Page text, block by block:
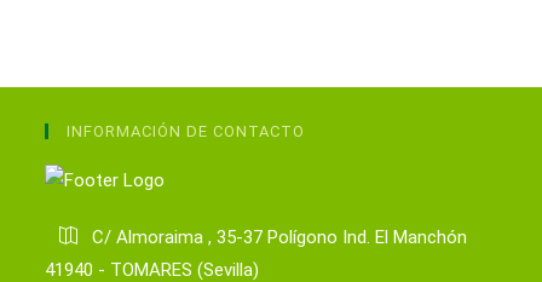
INFORMACIÓN DE CONTACTO
C/ Almoraima , 35-37 Polígono Ind. El Manchón
41940 - TOMARES (Sevilla)